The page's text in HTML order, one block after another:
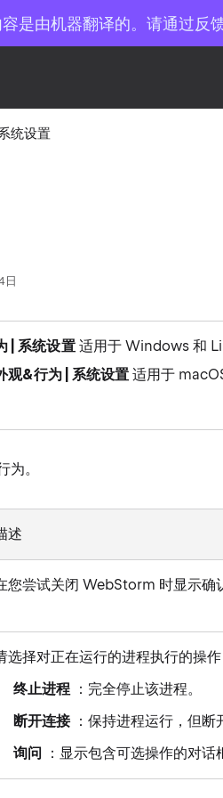
是由机器翻译的。请通过反
统设置
日
| 系统设置适用于 Windows 和
观&行为 | 系统设置适用于
。
述
您尝试关闭 WebStorm 时显示确
选择对正在运行的进程执行的操作
终止进程 ：完全停止该进程。
断开连接：保持进程运行，但断
询问 ：显示包含可选操作的对话